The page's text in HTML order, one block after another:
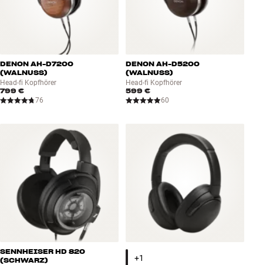
DENON AH-D7200
(WALNUSS)
Head-fi Kopfhörer
799 €
76
DENON AH-D5200
(WALNUSS)
Head-fi Kopfhörer
599 €
60
SENNHEISER HD 820
(SCHWARZ)